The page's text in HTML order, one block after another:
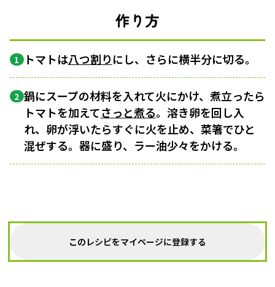
作り方
1 トマトは八つ割りにし、さらに横半分に切る。
2 鍋にスープの材料を入れて火にかけ、煮立ったら
トマトを加えてさっと煮る。溶き卵を回し入
れ、卵が浮いたらすぐに火を止め、菜箸でひと
混ぜする。器に盛り、ラー油少々をかける。
このレシピをマイページに登録する